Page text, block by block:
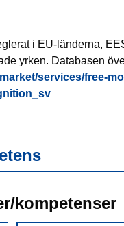
i EU-länderna,
yrken. Databasen
services/free-
kompetenser